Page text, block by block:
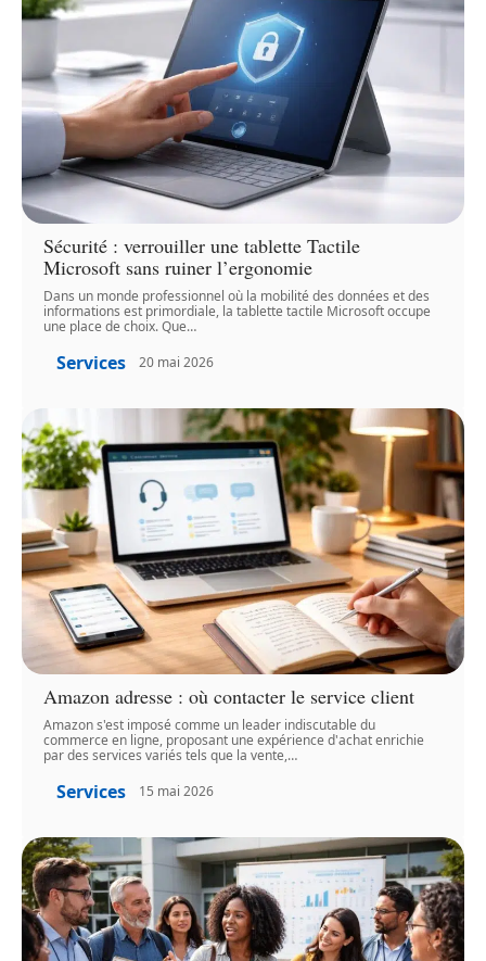
Sécurité : verrouiller une tablette Tactile
Microsoft sans ruiner l’ergonomie
Dans un monde professionnel où la mobilité des données et des
informations est primordiale, la tablette tactile Microsoft occupe
une place de choix. Que…
Services 20 mai 2026
Amazon adresse : où contacter le service client
Amazon s'est imposé comme un leader indiscutable du
commerce en ligne, proposant une expérience d'achat enrichie
par des services variés tels que la vente,…
Services 15 mai 2026